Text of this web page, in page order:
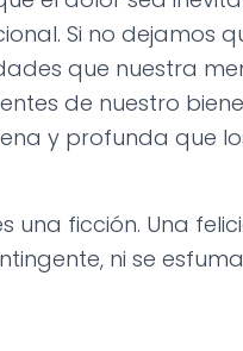
Si no dejamos
que nuestra
de nuestro
y profunda que
una ficción. Una
ni se